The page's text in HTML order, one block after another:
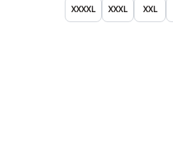
XXL
XXXL
XXXXL